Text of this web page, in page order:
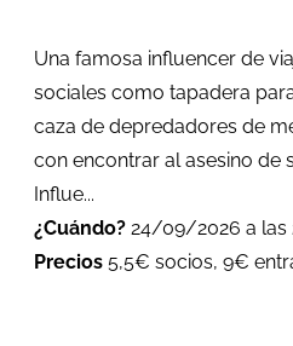
Una famosa influencer de
sociales como tapadera
caza de depredadores de
con encontrar al asesino de
Influe...
¿Cuándo? 24/09/2026 a las
Precios 5,5€ socios, 9€